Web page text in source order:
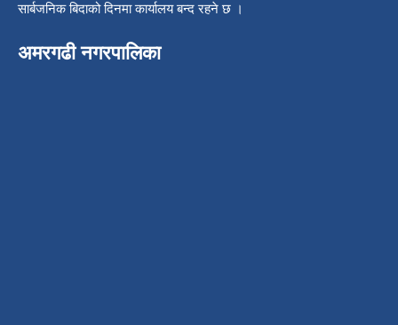
सार्बजनिक बिदाको दिनमा कार्यालय बन्द रहने छ ।
अमरगढी नगरपालिका